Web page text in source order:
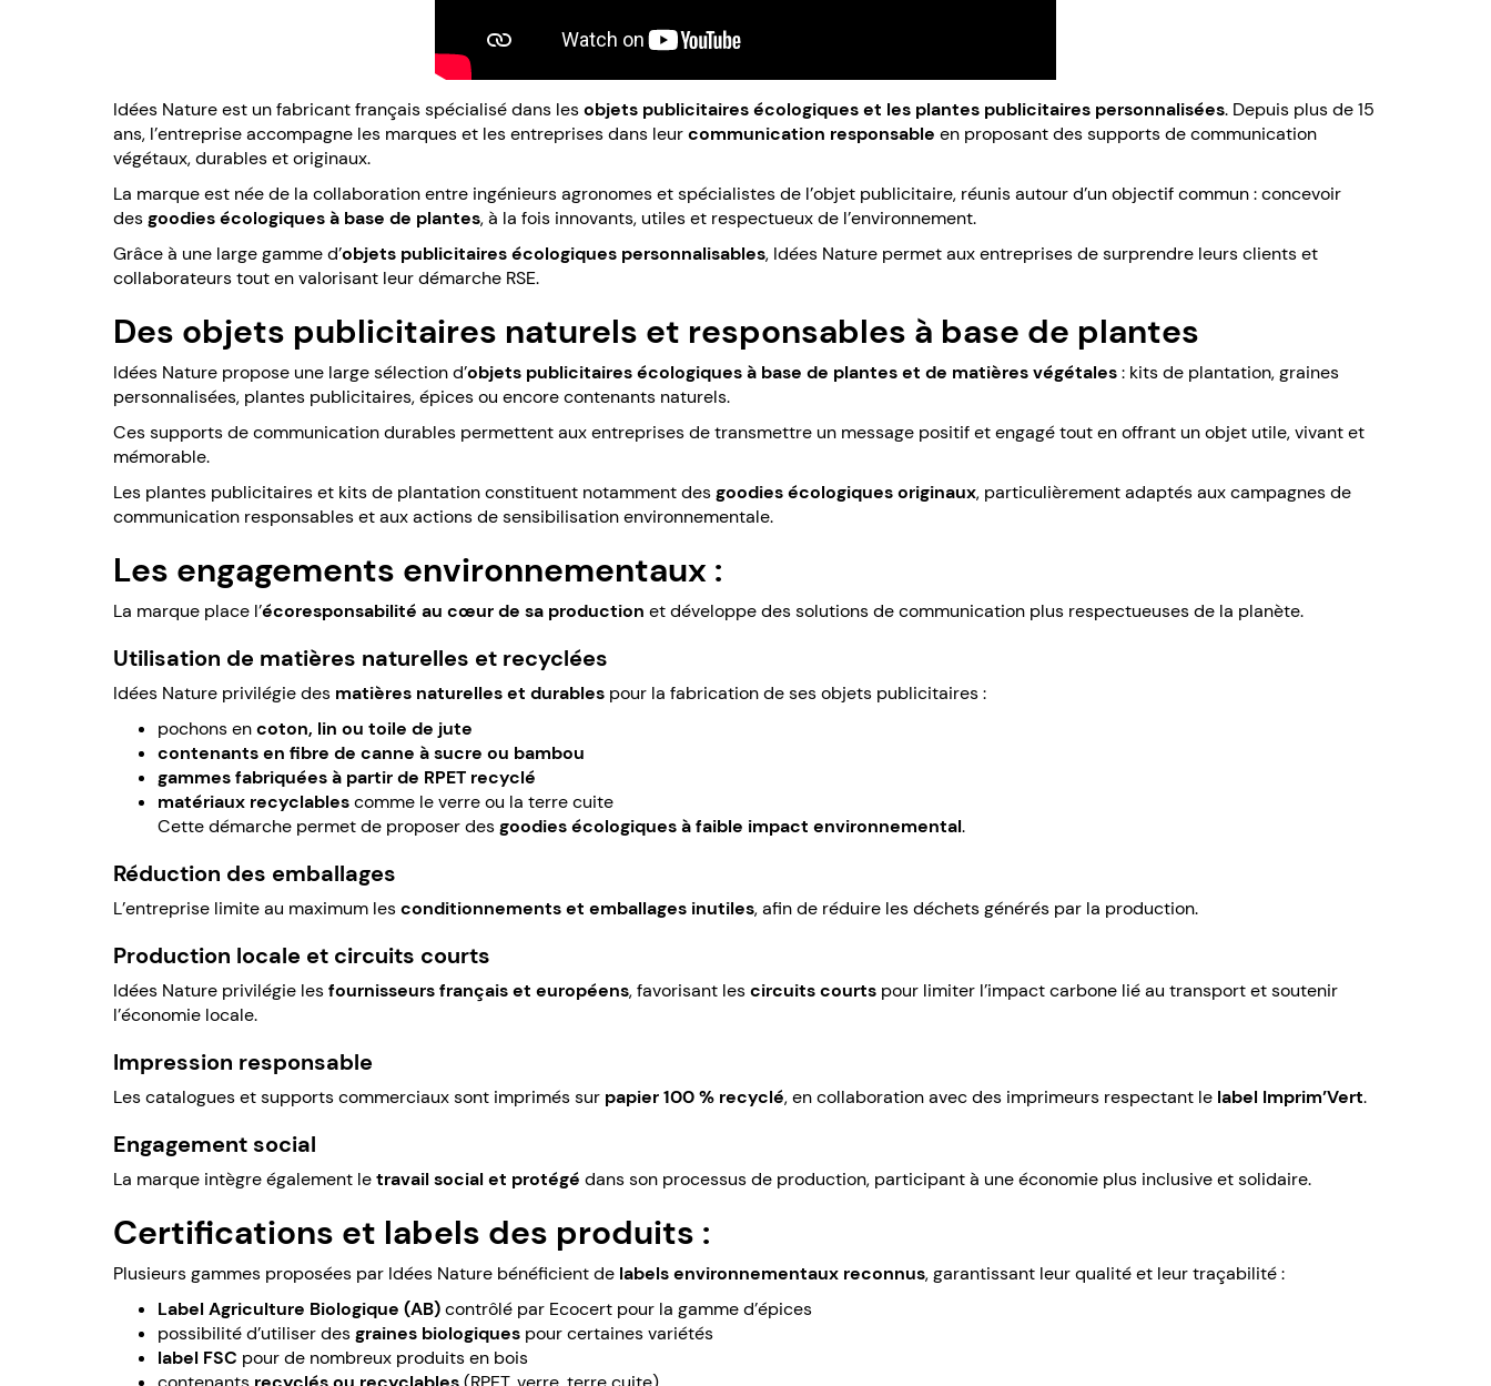
Idées Nature est un fabricant français spécialisé dans lesobjets publicitaires écologiques et les plantes publicitaires personnalisées. Depuis plus de 15
ans, l’entreprise accompagne les marques et les entreprises dans leurcommunication responsable en proposant des supports de communication
végétaux, durables et originaux.
La marque est née de la collaboration entre ingénieurs agronomes et spécialistes de l’objet publicitaire, réunis autour d’un objectif commun : concevoir
desgoodies écologiques à base de plantes, à la fois innovants, utiles et respectueux de l’environnement.
Grâce à une large gamme d’objets publicitaires écologiques personnalisables, Idées Nature permet aux entreprises de surprendre leurs clients et
collaborateurs tout en valorisant leur démarche RSE.
Des objets publicitaires naturels et responsables à base de plantes
Idées Nature propose une large sélection d’objets publicitaires écologiques à base de plantes et de matières végétales: kits de plantation, graines
personnalisées, plantes publicitaires, épices ou encore contenants naturels.
Ces supports de communication durables permettent aux entreprises de transmettre un message positif et engagé tout en offrant un objet utile, vivant et
mémorable.
Les plantes publicitaires et kits de plantation constituent notamment desgoodies écologiques originaux, particulièrement adaptés aux campagnes de
communication responsables et aux actions de sensibilisation environnementale.
Les engagements environnementaux :
La marque place l’écoresponsabilité au cœur de sa production et développe des solutions de communication plus respectueuses de la planète.
Utilisation de matières naturelles et recyclées
Idées Nature privilégie des matières naturelles et durables pour la fabrication de ses objets publicitaires :
pochons encoton, lin ou toile de jute
contenants en fibre de canne à sucre ou bambou
gammes fabriquées à partir de RPET recyclé
matériaux recyclablescomme le verre ou la terre cuite
Cette démarche permet de proposer desgoodies écologiques à faible impact environnemental.
Réduction des emballages
L’entreprise limite au maximum lesconditionnements et emballages inutiles, afin de réduire les déchets générés par la production.
Production locale et circuits courts
Idées Nature privilégie lesfournisseurs français et européens, favorisant lescircuits courts pour limiter l’impact carbone lié au transport et soutenir
l’économie locale.
Impression responsable
Les catalogues et supports commerciaux sont imprimés sur papier 100 % recyclé, en collaboration avec des imprimeurs respectant le label Imprim’Vert.
Engagement social
La marque intègre également letravail social et protégé dans son processus de production, participant à une économie plus inclusive et solidaire.
Certifications et labels des produits :
Plusieurs gammes proposées par Idées Nature bénéficient de labels environnementaux reconnus, garantissant leur qualité et leur traçabilité :
Label Agriculture Biologique (AB)contrôlé par Ecocert pour la gamme d’épices
possibilité d’utiliser desgraines biologiques pour certaines variétés
label FSC pour de nombreux produits en bois